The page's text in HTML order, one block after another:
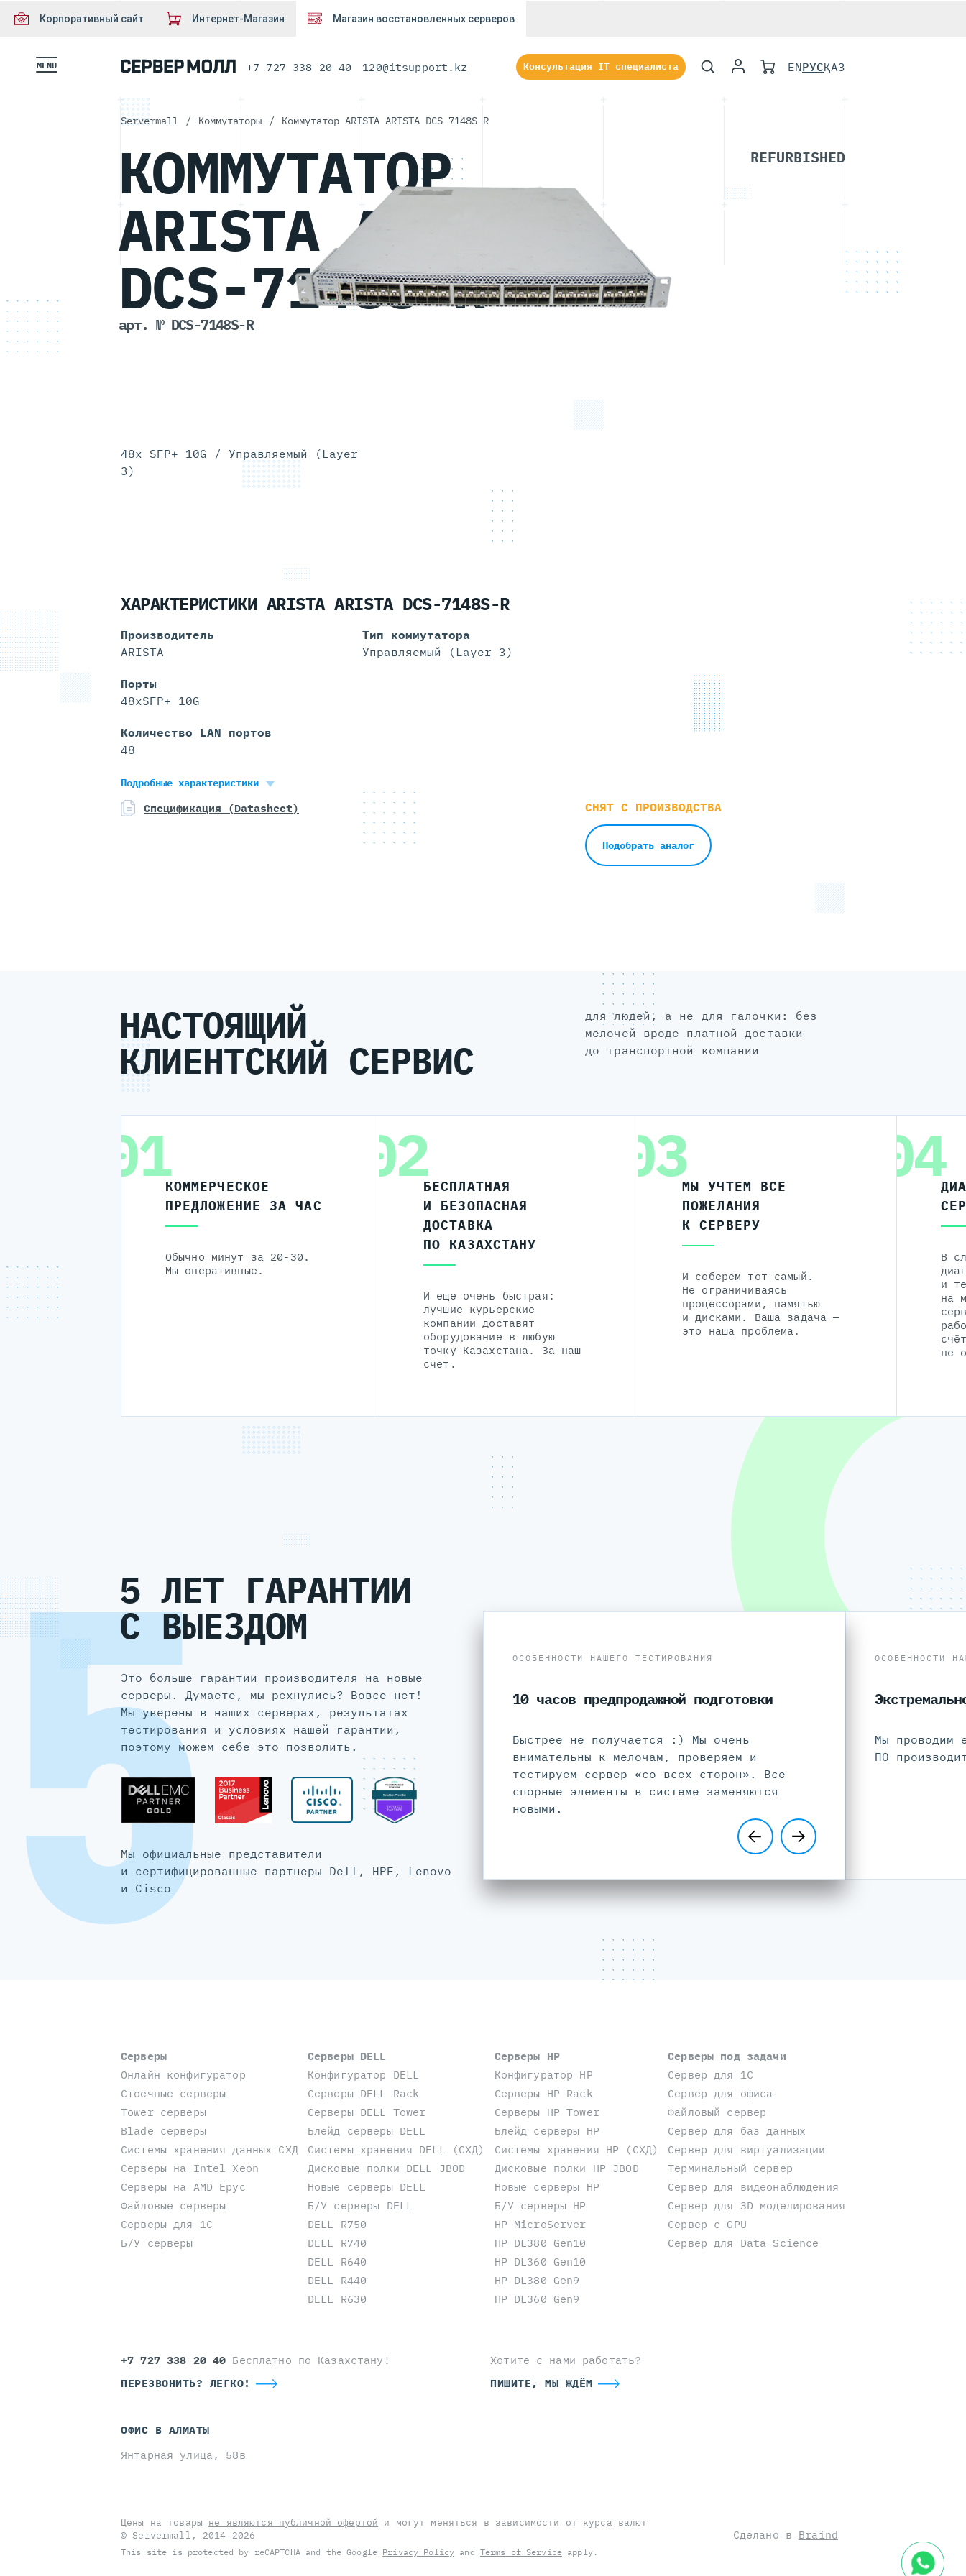
Корпоративный сайт Интернет-Магазин Магазин восстановленных серверов
MENU +7 727 338 20 40 120@itsupport.kz Консультация IT специалиста ENРУСҚАЗ
Servermall / Коммутаторы / Коммутатор ARISTA ARISTA DCS-7148S-R
ARISTA
КОММУТАТОР
ARISTA ARISTA
DCS-7148S-R
арт. № DCS-7148S-R
REFURBISHED
СНЯТ С ПРОИЗВОДСТВА
Подобрать аналог
48x SFP+ 10G / Управляемый (Layer
3)
ХАРАКТЕРИСТИКИ ARISTA ARISTA DCS-7148S-R
Производитель
ARISTA
Порты
48xSFP+ 10G
Количество LAN портов
48
Тип коммутатора
Управляемый (Layer 3)
Подробные характеристики
Спецификация (Datasheet)
НАСТОЯЩИЙ
КЛИЕНТСКИЙ СЕРВИС
для людей, а не для галочки: без
мелочей вроде платной доставки
до транспортной компании
01КОММЕРЧЕСКОЕ
ПРЕДЛОЖЕНИЕ ЗА ЧАС
Обычно минут за 20-30.
Мы оперативные.
02БЕСПЛАТНАЯ
И БЕЗОПАСНАЯ
ДОСТАВКА
ПО КАЗАХСТАНУ
И еще очень быстрая:
лучшие курьерские
компании доставят
оборудование в любую
точку Казахстана. За наш
счет.
03МЫ УЧТЕМ ВСЕ
ПОЖЕЛАНИЯ
К СЕРВЕРУ
И соберем тот самый.
Не ограничиваясь
процессорами, памятью
и дисками. Ваша задача —
это наша проблема.
04
В
и
на
не
55 ЛЕТ ГАРАНТИИ
С ВЫЕЗДОМ
Это больше гарантии производителя на новые
серверы. Думаете, мы рехнулись? Вовсе нет!
Мы уверены в наших серверах, результатах
тестирования и условиях нашей гарантии,
поэтому можем себе это позволить.
Мы официальные представители
и сертифицированные партнеры Dell, HPE, Lenovo
и Cisco
ОСОБЕННОСТИ НАШЕГО ТЕСТИРОВАНИЯ
10 часов предпродажной подготовки
Быстрее не получается :) Мы очень
внимательны к мелочам, проверяем и
тестируем сервер «со всех сторон». Все
спорные элементы в системе заменяются
новыми.
ОСОБЕННОСТИ
Мы проводим
ПО
Серверы
Онлайн конфигуратор
Стоечные серверы
Tower серверы
Blade серверы
Системы хранения данных СХД
Серверы на Intel Xeon
Серверы на AMD Epyc
Файловые серверы
Серверы для 1С
Б/У серверы
Серверы DELL
Конфигуратор DELL
Серверы DELL Rack
Серверы DELL Tower
Блейд серверы DELL
Системы хранения DELL (СХД)
Дисковые полки DELL JBOD
Новые серверы DELL
Б/У серверы DELL
DELL R750
DELL R740
DELL R640
DELL R440
DELL R630
Серверы HP
Конфигуратор HP
Серверы HP Rack
Серверы HP Tower
Блейд серверы HP
Системы хранения HP (СХД)
Дисковые полки HP JBOD
Новые серверы HP
Б/У серверы HP
HP MicroServer
HP DL380 Gen10
HP DL360 Gen10
HP DL380 Gen9
HP DL360 Gen9
Серверы под задачи
Сервер для 1С
Сервер для офиса
Файловый сервер
Сервер для баз данных
Сервер для виртуализации
Терминальный сервер
Сервер для видеонаблюдения
Сервер для 3D моделирования
Сервер с GPU
Сервер для Data Science
+7 727 338 20 40 Бесплатно по Казахстану!
ПЕРЕЗВОНИТЬ? ЛЕГКО!
Хотите с нами работать?
ПИШИТЕ, МЫ ЖДЁМ
ОФИС В АЛМАТЫ
Янтарная улица, 58в
Цены на товары не являются публичной офертой и могут меняться в зависимости от курса валют
© Servermall, 2014-2026
Сделано в Braind
This site is protected by reCAPTCHA and the Google Privacy Policy and Terms of Service apply.